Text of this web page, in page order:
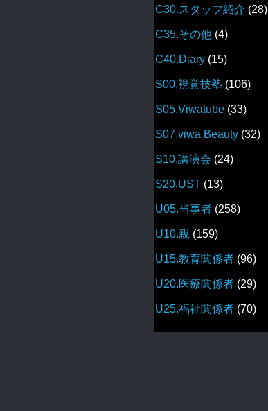
C30.スタッフ紹介 (28)
C35.その他 (4)
C40.Diary (15)
S00.視覚技塾 (106)
S05.Viwatube (33)
S07.viwa Beauty (32)
S10.講演会 (24)
S20.UST (13)
U05.当事者 (258)
U10.親 (159)
U15.教育関係者 (96)
U20.医療関係者 (29)
U25.福祉関係者 (70)